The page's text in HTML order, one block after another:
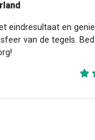
eindresultaat en
van de tegels.